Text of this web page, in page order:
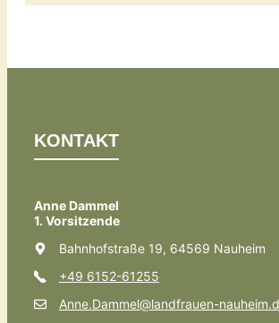
KONTAKT
Anne Dammel
1. Vorsitzende
Bahnhofstraße 19, 64569 Nauheim
+49 6152-61255
Anne.Dammel@landfrauen-